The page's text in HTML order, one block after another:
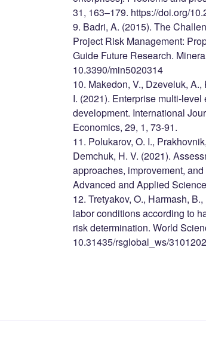
31, 163–179. https://doi.org/
9. Badri, A. (2015). The
Project Risk Management:
Guide Future Research.
10.3390/min5020314
10. Makedon, V., Dzeveluk,
I. (2021). Enterprise multi-
development. International
Economics, 29, 1, 73-91.
11. Polukarov, O. I.,
Demchuk, H. V. (2021).
approaches, improvement,
Advanced and Applied
12. Tretyakov, O., Harmash,
labor conditions according to
risk determination. World
10.31435/rsglobal_ws/